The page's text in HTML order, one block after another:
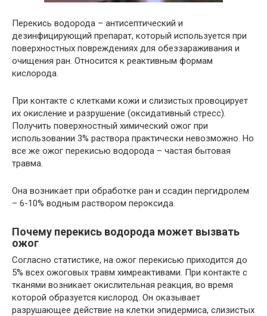
Перекись водорода – антисептический и
дезинфицирующий препарат, который используется при
поверхностных повреждениях для обеззараживания и
очищения ран. Относится к реактивным формам
кислорода.
При контакте с клетками кожи и слизистых провоцирует
их окисление и разрушение (оксидативный стресс).
Получить поверхностный химический ожог при
использовании 3% раствора практически невозможно. Но
все же ожог перекисью водорода – частая бытовая
травма.
Она возникает при обработке ран и ссадин пергидролем
– 6-10% водным раствором пероксида.
Почему перекись водорода может вызвать
ожог
Согласно статистике, на ожог перекисью приходится до
5% всех ожоговых травм химреактивами. При контакте с
тканями возникает окислительная реакция, во время
которой образуется кислород. Он оказывает
разрушающее действие на клетки эпидермиса, слизистых